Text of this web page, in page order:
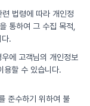
법령에 따라 개인정
통하여 그 수집 목적,
.
에 고객님의 개인정보
용할 수 있습니다.
준수하기 위하여 불